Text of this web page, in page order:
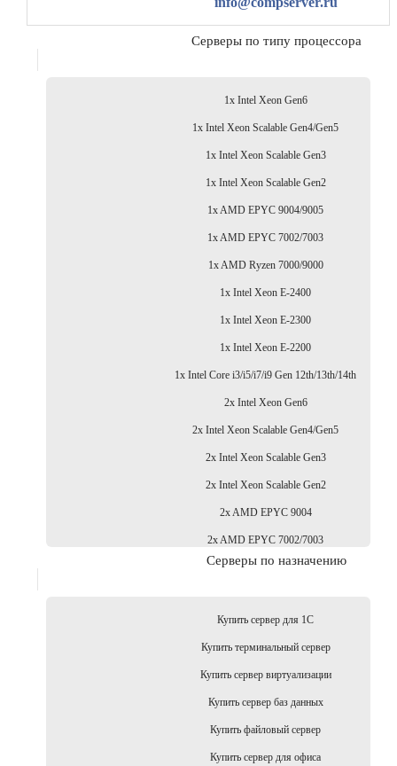
Серверы по типу процессора
1x Intel Xeon Gen6
1x Intel Xeon Scalable Gen4/Gen5
1x Intel Xeon Scalable Gen3
1x Intel Xeon Scalable Gen2
1x AMD EPYC 9004/9005
1x AMD EPYC 7002/7003
1x AMD Ryzen 7000/9000
1x Intel Xeon E-2400
1x Intel Xeon E-2300
1x Intel Xeon E-2200
1x Intel Core i3/i5/i7/i9 Gen 12th/13th/14th
2x Intel Xeon Gen6
2x Intel Xeon Scalable Gen4/Gen5
2x Intel Xeon Scalable Gen3
2x Intel Xeon Scalable Gen2
2x AMD EPYC 9004
2x AMD EPYC 7002/7003
Серверы по назначению
Купить сервер для 1С
Купить терминальный сервер
Купить сервер виртуализации
Купить сервер баз данных
Купить файловый сервер
Купить сервер для офиса